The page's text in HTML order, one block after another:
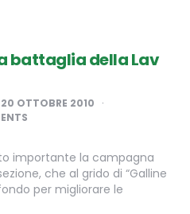
battaglia della Lav
20 OTTOBRE 2010
importante la campagna
che al grido di “Galline
per migliorare le